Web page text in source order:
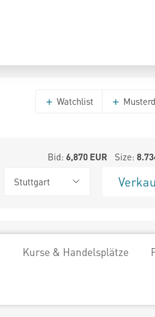
Watchlist
Bid: 6,870EUR Size:
Stuttgart
Kurse & Handelsplätze